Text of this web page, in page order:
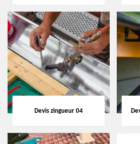
Devis zingueur 04